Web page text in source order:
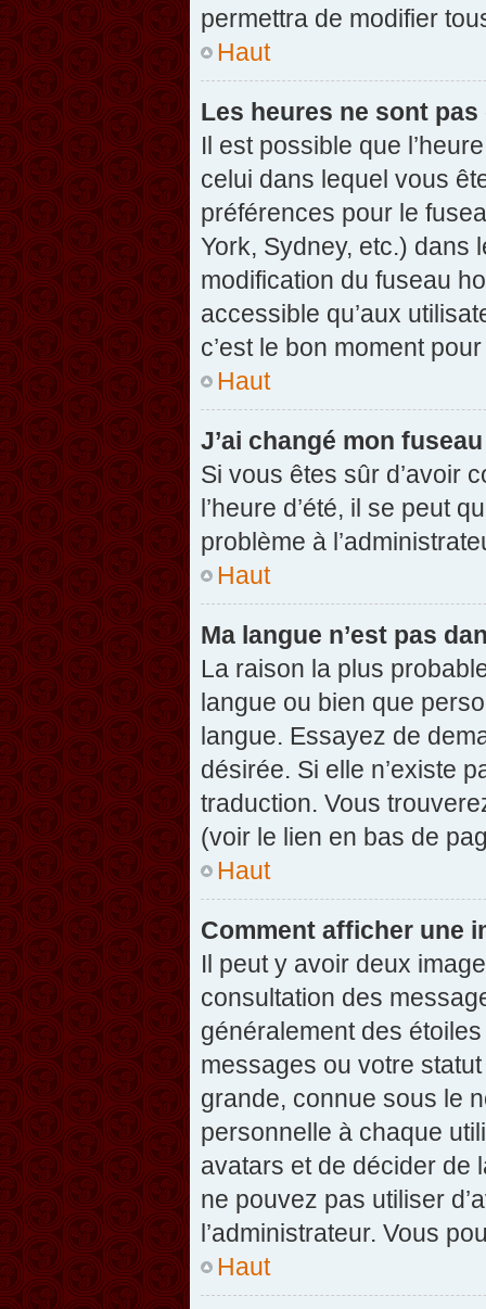
permettra de modifier
Haut
Les heures ne sont
Il est possible que
celui dans lequel vous
préférences pour le
York, Sydney, etc.) dans
modification du fuseau
accessible qu’aux
c’est le bon moment
Haut
J’ai changé mon
Si vous êtes sûr d’avoir
l’heure d’été, il se peut
problème à
Haut
Ma langue n’est pas
La raison la plus
langue ou bien que
langue. Essayez de
désirée. Si elle n’existe
traduction. Vous
(voir le lien en bas de
Haut
Comment afficher une
Il peut y avoir deux
consultation des
généralement des
messages ou votre
grande, connue sous le
personnelle à chaque
avatars et de décider de
ne pouvez pas utiliser
l’administrateur. Vous
Haut